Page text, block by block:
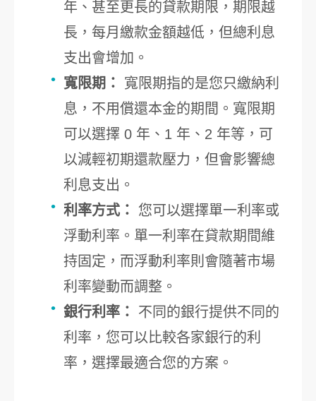
年、甚至更長的貸款期限，期限越
長，每月繳款金額越低，但總利息
支出會增加。
寬限期：
寬限期指的是您只繳納利
息，不用償還本金的期間。寬限期
可以選擇 0 年、1 年、2 年等，可
以減輕初期還款壓力，但會影響總
利息支出。
利率方式：
您可以選擇單一利率或
浮動利率。單一利率在貸款期間維
持固定，而浮動利率則會隨著市場
利率變動而調整。
銀行利率：
不同的銀行提供不同的
利率，您可以比較各家銀行的利
率，選擇最適合您的方案。